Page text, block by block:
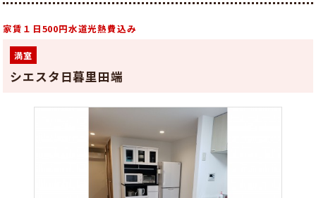
家賃１日500円水道光熱費込み
満室
シエスタ日暮里田端